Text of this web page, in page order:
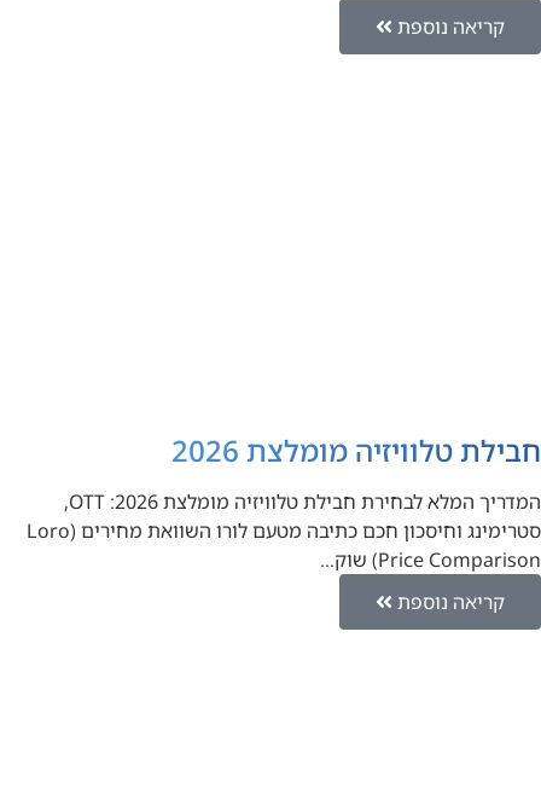
קריאה נוספת
חבילת טלוויזיה מומלצת 2026
המדריך המלא לבחירת חבילת טלוויזיה מומלצת 2026: OTT,
סטרימינג וחיסכון חכם כתיבה מטעם לורו השוואת מחירים (Loro
Price Comparison) שוק…
קריאה נוספת